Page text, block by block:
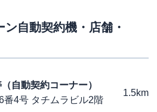
ン自動契約機・店舗・
自動契約コーナー）
番4号 タチムラビル2階
1.5km